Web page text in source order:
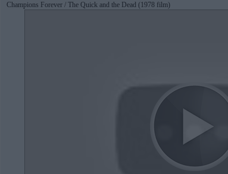
Champions Forever / The Quick and the Dead (1978 film)